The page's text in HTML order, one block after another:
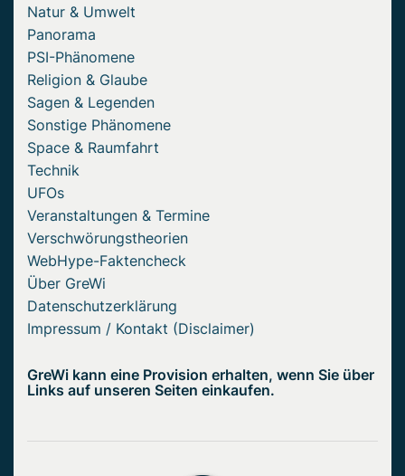
Natur & Umwelt
Panorama
PSI-Phänomene
Religion & Glaube
Sagen & Legenden
Sonstige Phänomene
Space & Raumfahrt
Technik
UFOs
Veranstaltungen & Termine
Verschwörungstheorien
WebHype-Faktencheck
Über GreWi
Datenschutzerklärung
Impressum / Kontakt (Disclaimer)
GreWi kann eine Provision erhalten, wenn Sie über
Links auf unseren Seiten einkaufen.